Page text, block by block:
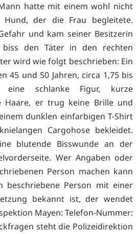
hatte mit einem wohl nicht
der die Frau begleitete.
und kam seiner Besitzerin
den Täter in den rechten
wird wie folgt beschrieben: Ein
45 und 50 Jahren, circa 1,75 bis
schlanke Figur, kurze
Haare, er trug keine Brille und
dunklen einfarbigen T-Shirt
Cargohose bekleidet.
blutende Bisswunde an der
Wer Angaben oder
Person machen kann
beschriebene Person mit einer
bekannt ist, der wendet
Mayen: Telefon-Nummer:
steht die Polizeidirektion